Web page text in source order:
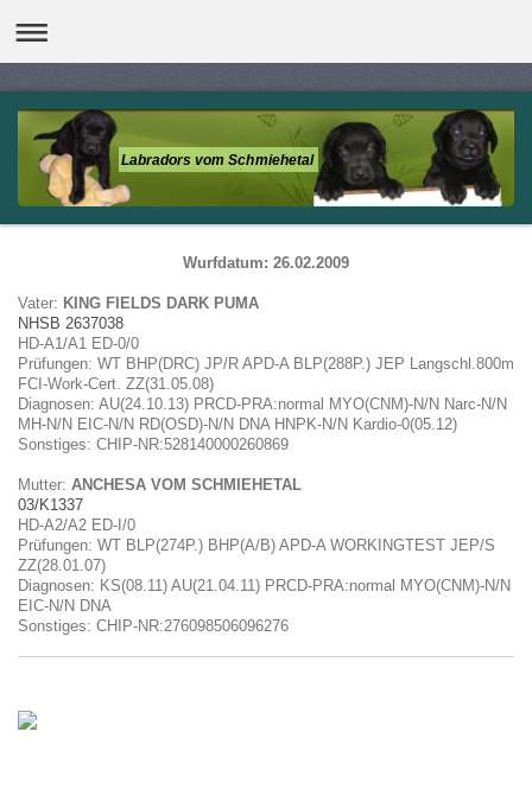
Labradors vom Schmiehetal
Wurfdatum: 26.02.2009
Vater: KING FIELDS DARK PUMA
NHSB 2637038
HD-A1/A1 ED-0/0
Prüfungen: WT BHP(DRC) JP/R APD-A BLP(288P.) JEP Langschl.800m
FCI-Work-Cert. ZZ(31.05.08)
Diagnosen: AU(24.10.13) PRCD-PRA:normal MYO(CNM)-N/N Narc-N/N
MH-N/N EIC-N/N RD(OSD)-N/N DNA HNPK-N/N Kardio-0(05.12)
Sonstiges: CHIP-NR:528140000260869
Mutter: ANCHESA VOM SCHMIEHETAL
03/K1337
HD-A2/A2 ED-I/0
Prüfungen: WT BLP(274P.) BHP(A/B) APD-A WORKINGTEST JEP/S
ZZ(28.01.07)
Diagnosen: KS(08.11) AU(21.04.11) PRCD-PRA:normal MYO(CNM)-N/N
EIC-N/N DNA
Sonstiges: CHIP-NR:276098506096276